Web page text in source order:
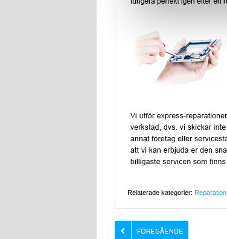
Relaterade kategorier: Reparation